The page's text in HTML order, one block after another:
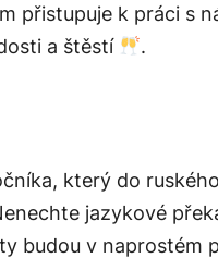
přistupuje k práci s
a štěstí
.
který do
jazykové
budou v naprostém